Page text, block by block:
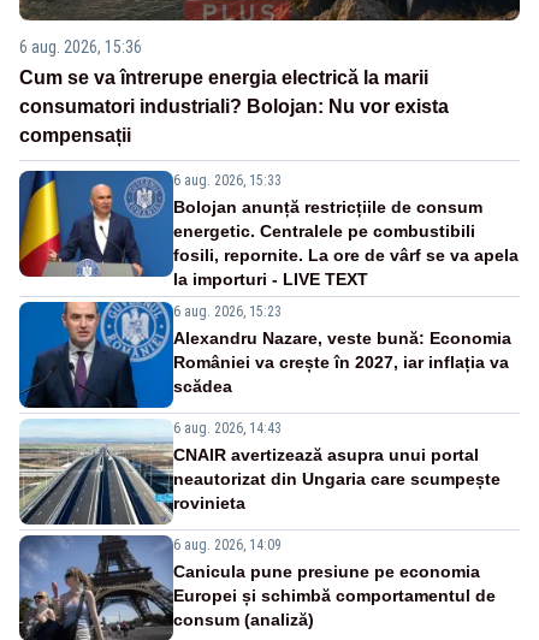
6 aug. 2026, 15:36
Cum se va întrerupe energia electrică la marii
consumatori industriali? Bolojan: Nu vor exista
compensații
6 aug. 2026, 15:33
Bolojan anunță restricțiile de consum
energetic. Centralele pe combustibili
fosili, repornite. La ore de vârf se va apela
la importuri - LIVE TEXT
6 aug. 2026, 15:23
Alexandru Nazare, veste bună: Economia
României va crește în 2027, iar inflația va
scădea
6 aug. 2026, 14:43
CNAIR avertizează asupra unui portal
neautorizat din Ungaria care scumpește
rovinieta
6 aug. 2026, 14:09
Canicula pune presiune pe economia
Europei și schimbă comportamentul de
consum (analiză)